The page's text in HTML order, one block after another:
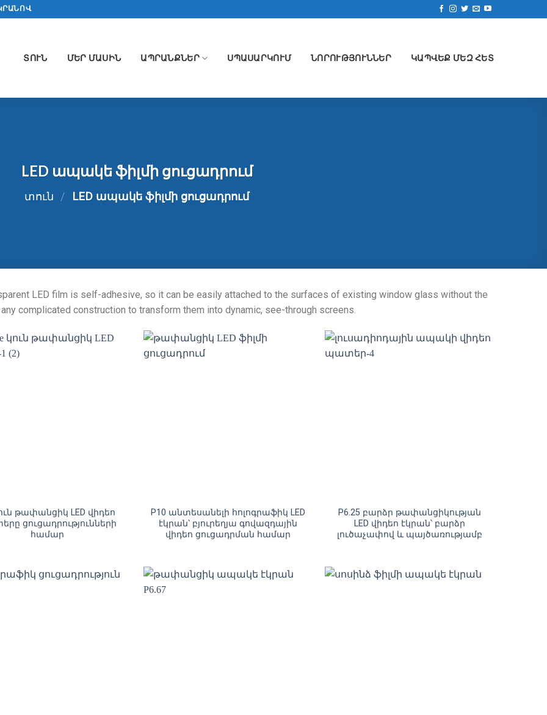
ՏՈՒՆ ՄԵՐ ՄԱՍԻՆ ԱՊՐԱՆՔՆԵՐ ՍՊԱՍԱՐԿՈՒՄ ՆՈՐՈՒԹՅՈՒՆՆԵՐ ԿԱՊՎԵՔ ՄԵԶ ՀԵՏ
LED ապակե ֆիլմի ցուցադրում
տուն / LED ապակե ֆիլմի ցուցադրում
LED film is self-adhesive, so it can be easily attached to the surfaces of existing window glass without the
complicated construction to transform them into dynamic, see-through screens.
թափանցիկ LED վիդեո
ցուցադրությունների
համար
P10 անտեսանելի հոլոգրաֆիկ LED
էկրան՝ բյուրեղյա գովազդային
վիդեո ցուցադրման համար
P6.25 բարձր թափանցիկության
LED վիդեո էկրան՝ բարձր
լուծաչափով և պայծառությամբ